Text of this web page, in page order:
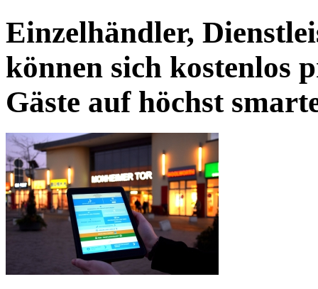
Einzelhändler,
können sich kostenlos
Gäste auf höchst